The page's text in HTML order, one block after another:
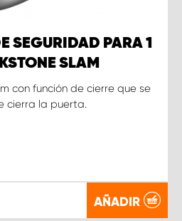
SEGURIDAD PARA 1
SLAM
con función de cierre que se
cierra la puerta.
AÑADIR